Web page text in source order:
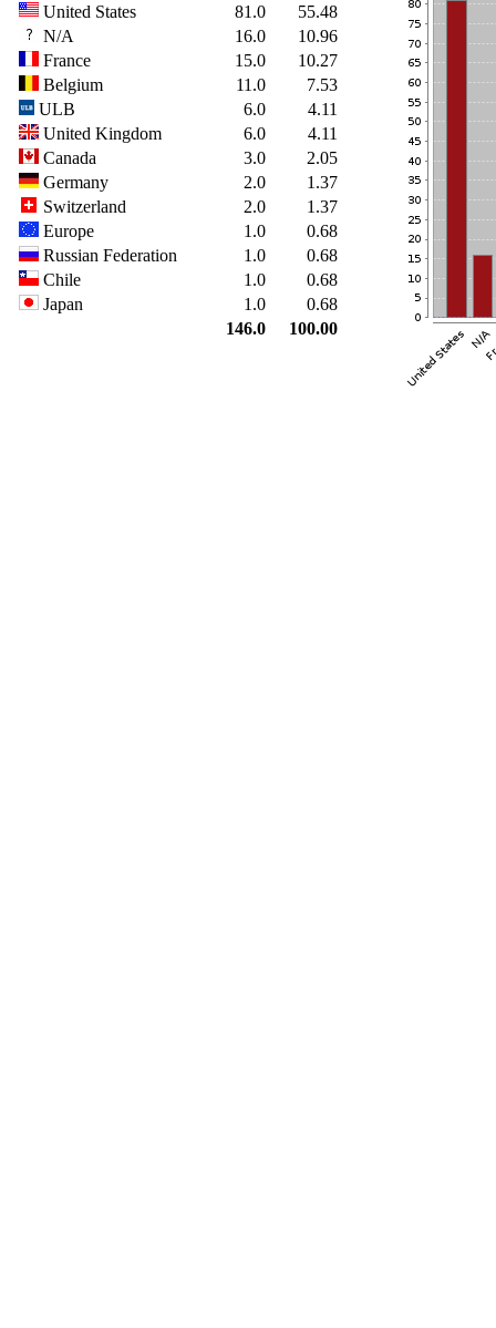
United States
81.0
55.48
N/A
16.0
10.96
France
15.0
10.27
Belgium
11.0
7.53
ULB
6.0
4.11
United Kingdom
6.0
4.11
Canada
3.0
2.05
Germany
2.0
1.37
Switzerland
2.0
1.37
Europe
1.0
0.68
Russian Federation
1.0
0.68
Chile
1.0
0.68
Japan
1.0
0.68
146.0
100.00